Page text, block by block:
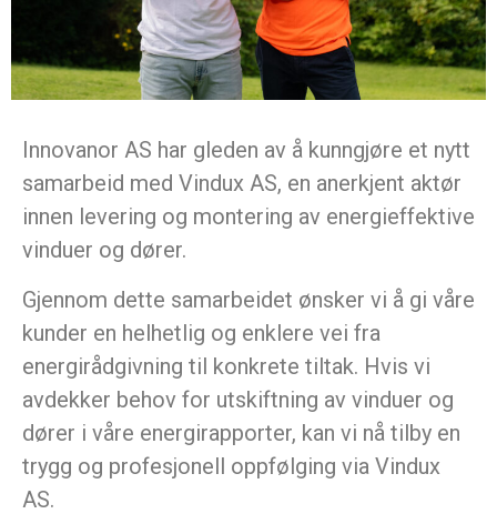
Innovanor AS har gleden av å kunngjøre et nytt
samarbeid med Vindux AS, en anerkjent aktør
innen levering og montering av energieffektive
vinduer og dører.
Gjennom dette samarbeidet ønsker vi å gi våre
kunder en helhetlig og enklere vei fra
energirådgivning til konkrete tiltak. Hvis vi
avdekker behov for utskiftning av vinduer og
dører i våre energirapporter, kan vi nå tilby en
trygg og profesjonell oppfølging via Vindux
AS.